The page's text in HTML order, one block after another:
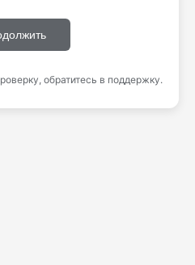
обратитесь в поддержку.